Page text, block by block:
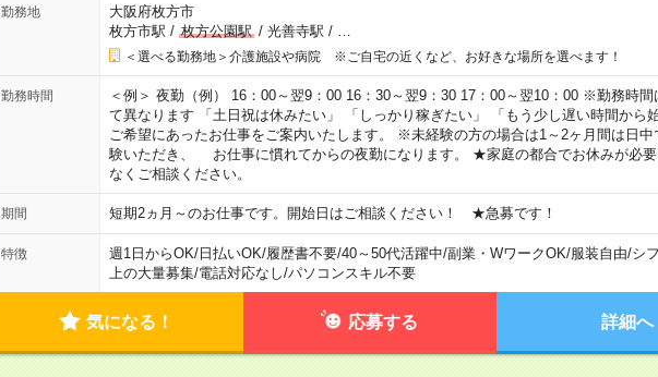
勤務地
大阪府枚方市
枚方市駅 / 枚方公園駅/ 光善寺駅 /
＜選べる勤務地＞介護施設や病院 ※ご自宅の近くなど、お好きな場所を選べます！
勤務時間
＜例＞ 夜勤（例） 16：00～翌9：00 16：30～翌9：30 17：00～翌10：00 ※勤務時間
て異なります 「土日祝は休みたい」 「しっかり稼ぎたい」 「もう少し遅い時間から
ご希望にあったお仕事をご案内いたします。 ※未経験の方の場合は1～2ヶ月間は日中
験いただき、 お仕事に慣れてからの夜勤になります。 ★家庭の都合でお休みが必要
なくご相談ください。
期間 短期2ヵ月～のお仕事です。開始日はご相談ください！ ★急募です！
特徴 週1日からOK/日払いOK/履歴書不要/40～50代活躍中/副業・WワークOK/服装自由/シ
上の大量募集/電話対応なし/パソコンスキル不要
気になる！ 応募する 詳細へ